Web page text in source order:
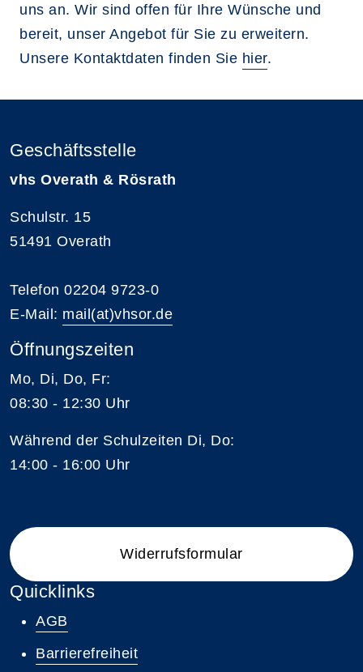
uns an. Wir sind offen für Ihre Wünsche und
bereit, unser Angebot für Sie zu erweitern.
Unsere Kontaktdaten finden Sie hier.
Geschäftsstelle
vhs Overath & Rösrath
Schulstr. 15
51491 Overath
Telefon 02204 9723-0
E-Mail: mail(at)vhsor.de
Öffnungszeiten
Mo, Di, Do, Fr:
08:30 - 12:30 Uhr
Während der Schulzeiten Di, Do:
14:00 - 16:00 Uhr
Widerrufsformular
Quicklinks
AGB
Barrierefreiheit